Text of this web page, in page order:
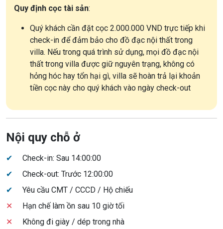
Quy định cọc tài sản:
Quý khách cần đặt cọc 2.000.000 VND trực tiếp khi
check-in để đảm bảo cho đồ đạc nội thất trong
villa. Nếu trong quá trình sử dụng, mọi đồ đạc nội
thất trong villa được giữ nguyên trạng, không có
hỏng hóc hay tổn hại gì, villa sẽ hoàn trả lại khoản
tiền cọc này cho quý khách vào ngày check-out
Nội quy chỗ ở
✔
Check-in: Sau 14:00:00
✔
Check-out: Trước 12:00:00
✔
Yêu cầu CMT / CCCD / Hộ chiếu
✕
Hạn chế làm ồn sau 10 giờ tối
✕
Không đi giày / dép trong nhà